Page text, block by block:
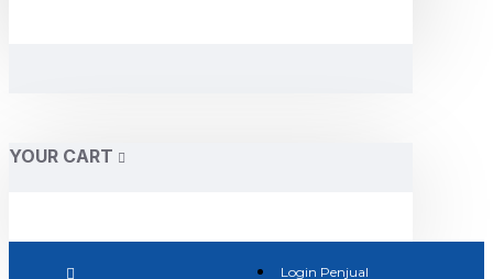
YOUR CART
Login Penjual